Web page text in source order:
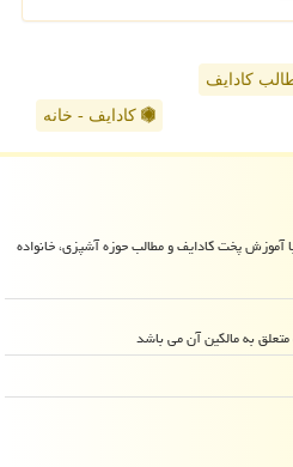
کادایف
کادایف - خانه
آموزش پخت کادایف و مطالب حوزه آشپزی، خانواده